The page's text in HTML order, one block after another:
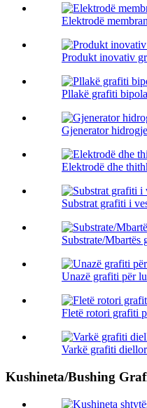
Elektrodë
Produkt inovativ
Pllakë grafiti
Gjenerator
Elektrodë dhe
Substrat grafiti i
Substrate/
Unazë grafiti për
Fletë rotori grafiti
Varkë grafiti
Kushineta/Bushing